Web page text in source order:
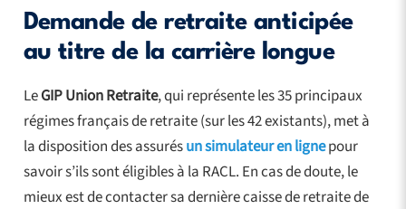
Demande de retraite anticipée
au titre de la carrière longue
LeGIP Union Retraite, qui représente les 35 principaux
régimes français de retraite (sur les 42 existants), met à
la disposition des assurésun simulateur en lignepour
savoir s’ils sont éligibles à la RACL. En cas de doute, le
mieux est de contacter sa dernière caisse de retraite de